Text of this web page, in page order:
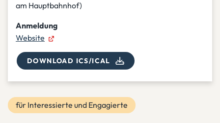
für Interessierte und Engagierte
am Hauptbahnhof)
Anmeldung
Website
DOWNLOAD ICS/ICAL